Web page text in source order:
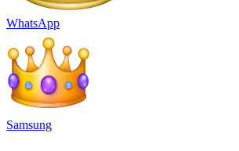
WhatsApp
Samsung